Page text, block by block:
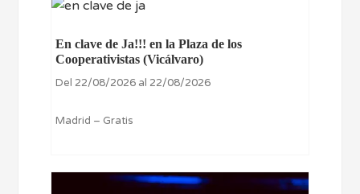
En clave de Ja!!! en la Plaza de los
Cooperativistas (Vicálvaro)
Del 22/08/2026 al 22/08/2026
Madrid – Gratis